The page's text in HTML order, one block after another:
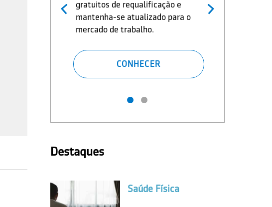
gratuitos de requalificação e
mantenha-se atualizado para o
mercado de trabalho.
CONHECER
Destaques
Saúde Física